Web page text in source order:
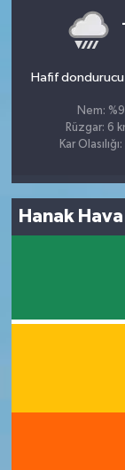
Hafif
Nem:
Rüzgar: 6
Kar
Hanak